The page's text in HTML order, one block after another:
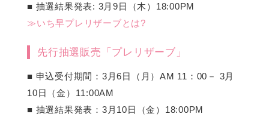
■ 抽選結果発表: 3月9日（木）18:00PM
≫いち早プレリザーブとは?
先行抽選販売「プレリザーブ」
■ 申込受付期間：3月6日（月）AM 11：00－ 3月
10日（金）11:00AM
■ 抽選結果発表：3月10日（金）18:00PM